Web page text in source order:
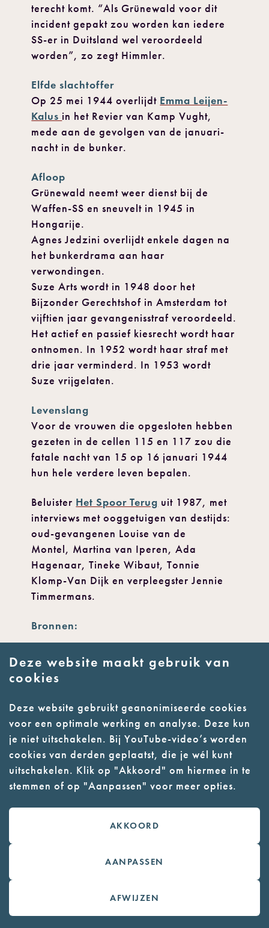
terecht komt. “Als Grünewald voor dit
incident gepakt zou worden kan iedere
SS-er in Duitsland wel veroordeeld
worden”, zo zegt Himmler.
Elfde slachtoffer
Op 25 mei 1944 overlijdt Emma Leijen-
Kalus in het Revier van Kamp Vught,
mede aan de gevolgen van de januari-
nacht in de bunker.
Afloop
Grünewald neemt weer dienst bij de
Waffen-SS en sneuvelt in 1945 in
Hongarije.
Agnes Jedzini overlijdt enkele dagen na
het bunkerdrama aan haar
verwondingen.
Suze Arts wordt in 1948 door het
Bijzonder Gerechtshof in Amsterdam tot
vijftien jaar gevangenisstraf veroordeeld.
Het actief en passief kiesrecht wordt haar
ontnomen. In 1952 wordt haar straf met
drie jaar verminderd. In 1953 wordt
Suze vrijgelaten.
Levenslang
Voor de vrouwen die opgesloten hebben
gezeten in de cellen 115 en 117 zou die
fatale nacht van 15 op 16 januari 1944
hun hele verdere leven bepalen.
Beluister Het Spoor Terug uit 1987, met
interviews met ooggetuigen van destijds:
oud-gevangenen Louise van de
Montel, Martina van Iperen, Ada
Hagenaar, Tineke Wibaut, Tonnie
Klomp-Van Dijk en verpleegster Jennie
Timmermans.
Bronnen:
Hans Olink. Vrouwen van Vught :
Een nacht in een concentratiekamp.
Amsterdam : Bas Lubberhuizen.
ISBN 9789073978355
NIOD Instituut voor Oorlogs-,
Holocaust- en Genocidestudies
Archief Nationaal Monument Kamp
Vught
Deze website maakt gebruik van
cookies
Deze website gebruikt geanonimiseerde cookies
voor een optimale werking en analyse. Deze kun
je niet uitschakelen. Bij YouTube-video’s worden
cookies van derden geplaatst, die je wél kunt
uitschakelen. Klik op "Akkoord" om hiermee in te
stemmen of op "Aanpassen" voor meer opties.
AKKOORD
AANPASSEN
AFWIJZEN